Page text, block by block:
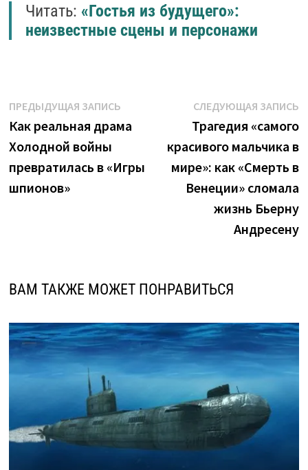
Читать: «Гостья из будущего»:
неизвестные сцены и персонажи
Навигация
по
записям
ПРЕДЫДУЩАЯ ЗАПИСЬПредыдущая
запись:
Как реальная драма
Холодной войны
превратилась в «Игры
шпионов»
СЛЕДУЮЩАЯ ЗАПИСЬ
Трагедия «cамого
красивого мальчика в
мире»: как «Смерть в
Венеции» сломала
жизнь Бьерну
Андресену
ВАМ ТАКЖЕ МОЖЕТ ПОНРАВИТЬСЯ